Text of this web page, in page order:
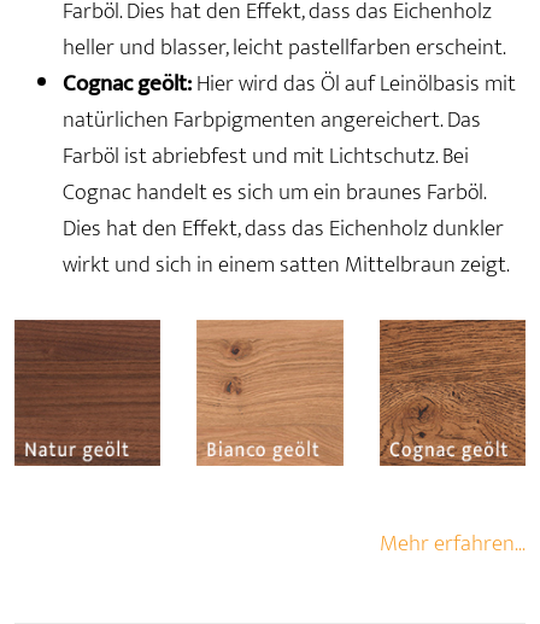
Farböl. Dies hat den Effekt, dass das Eichenholz
heller und blasser, leicht pastellfarben erscheint.
Cognac geölt:Hier wird das Öl auf Leinölbasis mit
natürlichen Farbpigmenten angereichert. Das
Farböl ist abriebfest und mit Lichtschutz. Bei
Cognac handelt es sich um ein braunes Farböl.
Dies hat den Effekt, dass das Eichenholz dunkler
wirkt und sich in einem satten Mittelbraun zeigt.
Mehr erfahren...